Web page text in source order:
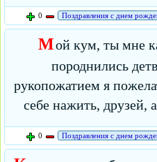
0
Поздравления с днем
Мой кум, ты мне
породнились
рукопожатием я
себе нажить, друзей,
0
Поздравления с днем